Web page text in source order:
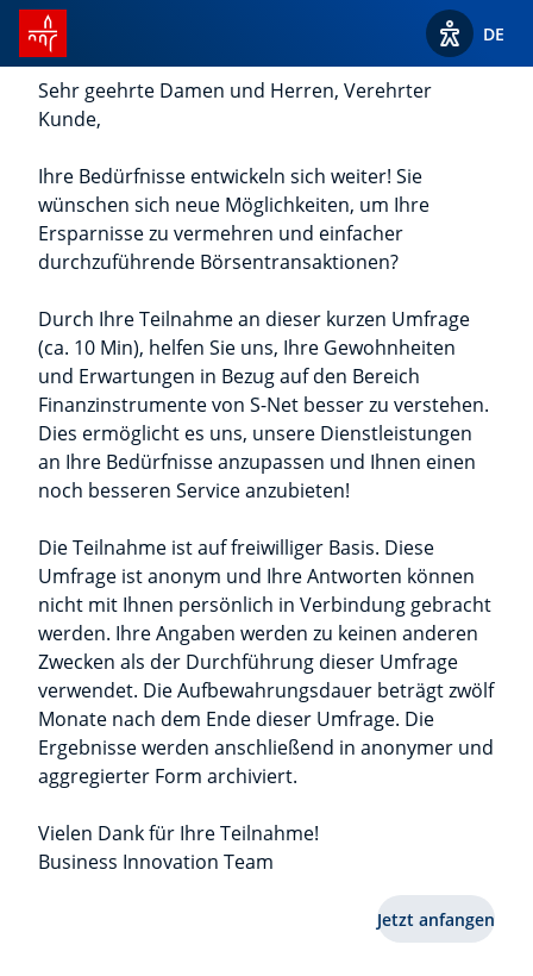
Startseite SPUERKEESS
Optionen
DE
Sehr geehrte Damen und Herren, Verehrter
Kunde,
Ihre Bedürfnisse entwickeln sich weiter! Sie
wünschen sich neue Möglichkeiten, um Ihre
Ersparnisse zu vermehren und einfacher
durchzuführende Börsentransaktionen?
Durch Ihre Teilnahme an dieser kurzen Umfrage
(ca. 10 Min), helfen Sie uns, Ihre Gewohnheiten
und Erwartungen in Bezug auf den Bereich
Finanzinstrumente von S-Net besser zu verstehen.
Dies ermöglicht es uns, unsere Dienstleistungen
an Ihre Bedürfnisse anzupassen und Ihnen einen
noch besseren Service anzubieten!
Die Teilnahme ist auf freiwilliger Basis. Diese
Umfrage ist anonym und Ihre Antworten können
nicht mit Ihnen persönlich in Verbindung gebracht
werden. Ihre Angaben werden zu keinen anderen
Zwecken als der Durchführung dieser Umfrage
verwendet. Die Aufbewahrungsdauer beträgt zwölf
Monate nach dem Ende dieser Umfrage. Die
Ergebnisse werden anschließend in anonymer und
aggregierter Form archiviert.
Vielen Dank für Ihre Teilnahme!
Business Innovation Team
Jetzt anfangen